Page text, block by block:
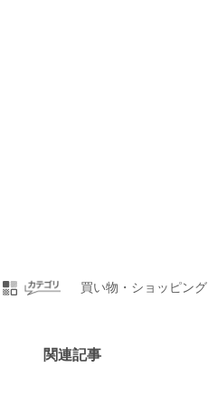
買い物・ショッピング
関連記事